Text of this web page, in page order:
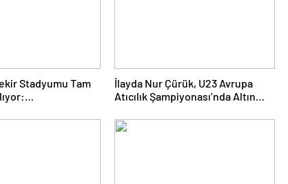
Stadyumu Tam
İlayda Nur Çürük, U23 Avrupa
Atıcılık Şampiyonası’nda Altın